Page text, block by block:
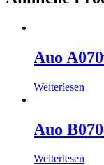
Auo
Weiterlesen
Auo
Weiterlesen